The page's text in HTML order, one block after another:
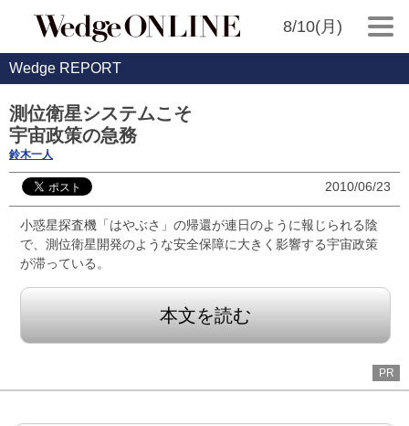
8/10(月)
Wedge REPORT
測位衛星システムこそ
宇宙政策の急務
鈴木一人
2010/06/23
小惑星探査機「はやぶさ」の帰還が連日のように報じられる陰
で、測位衛星開発のような安全保障に大きく影響する宇宙政策
が滞っている。
本文を読む
PR